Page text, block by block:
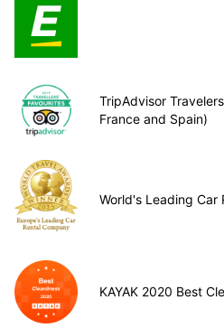
TripAdvisor
France and Spain)
World's Leading Car
KAYAK 2020 Best